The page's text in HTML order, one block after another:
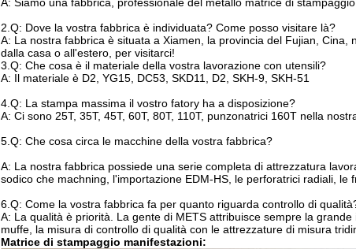
2.Q: Dove la vostra fabbrica è individuata? Come posso visitare là?
A: La nostra fabbrica è situata a Xiamen, la provincia del Fujian,
dalla casa o all'estero, per visitarci!
3.Q: Che cosa è il materiale della vostra lavorazione con utensili?
A: Il materiale è D2, YG15, DC53, SKD11, D2, SKH-9, SKH-51
4.Q: La stampa massima il vostro fatory ha a disposizione?
A: Ci sono 25T, 35T, 45T, 60T, 80T, 110T, punzonatrici 160T nella
5.Q: Che cosa circa le macchine della vostra fabbrica?
A: La nostra fabbrica possiede una serie completa di attrezzatura
sodico che machning, l'importazione EDM-HS, le perforatrici radiali, le
6.Q: Come la vostra fabbrica fa per quanto riguarda controllo di
A: La qualità è priorità. La gente di METS attribuisce sempre la
muffe, la misura di controllo di qualità con le attrezzature di misura
Matrice di stampaggio manifestazioni: